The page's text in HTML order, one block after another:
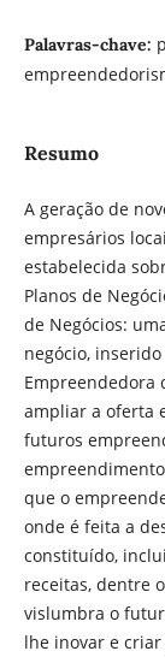
Palavras-chave:
Resumo
A geração de
empresários
estabelecida
Planos de
de Negócios:
negócio,
Empreendedora
ampliar a oferta
futuros
que o
onde é feita a
constituído,
receitas, dentre
vislumbra o
lhe inovar e